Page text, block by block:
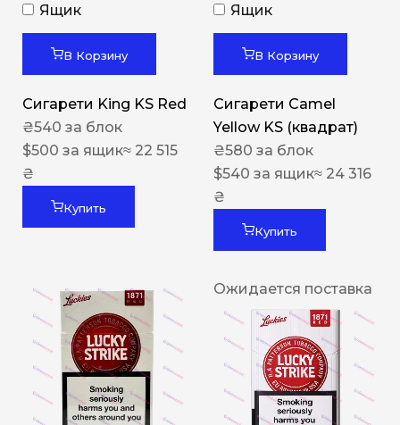
Ящик
В Корзину
Сигарети King KS Red
₴540 за блок
$500 за ящик≈ 22 515
₴
Купить
Ящик
В Корзину
Сигарети Camel
Yellow KS (квадрат)
₴580 за блок
$540 за ящик≈ 24 316
₴
Купить
Ожидается поставка